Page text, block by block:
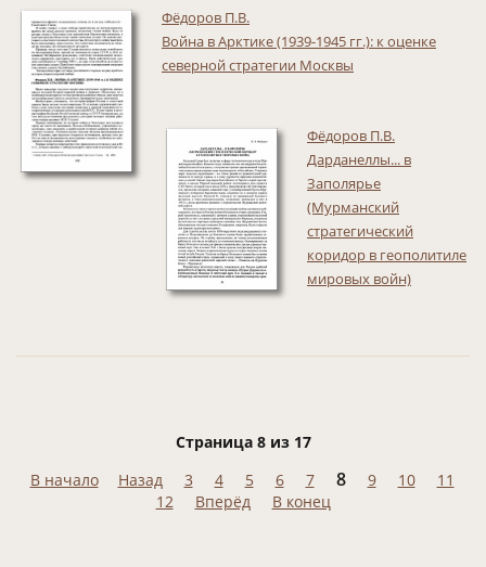
Фёдоров П.В.
Война в Арктике (1939-1945 гг.): к оценке
северной стратегии Москвы
Фёдоров П.В.
Дарданеллы... в
Заполярье
(Мурманский
стратегический
коридор в геополитиле
мировых войн)
Страница 8 из 17
В начало
Назад 3 4 5 6 7 8 9 10
11
12
Вперёд В конец